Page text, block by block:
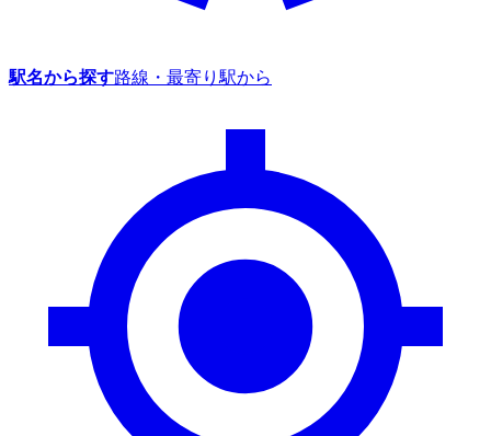
駅名から探す路線・最寄り駅から